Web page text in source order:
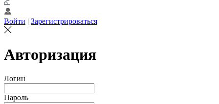
Войти | Зарегистрироваться
Авторизация
Логин
Пароль